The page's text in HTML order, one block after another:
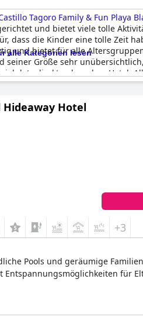
Tagoro Family & Fun Playa
und bietet viele tolle
die Kinder eine tolle Zeit
und bietet für alle
Größe sehr
direkt neben dem Hotel.
und seinen Ressourcen
PlayStation, die sie genießen
mit Kindern im Schulalter ist
ein ausgezeichnetes Hotel für
alle Kategorien lesen
Hideaway Hotel
+3
Pools und geräumige
für